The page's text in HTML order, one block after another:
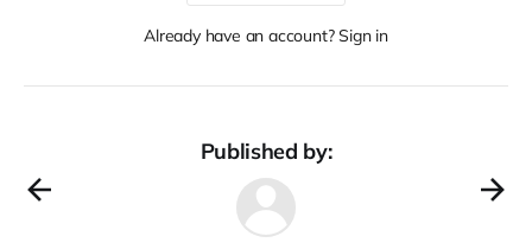
Already have an account? Sign in
Published by: